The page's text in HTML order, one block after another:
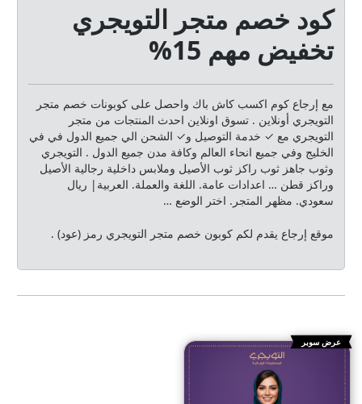
كود خصم متجر التويجري
تخفيض مهم 15%
مع إرجاع كوم اكسب كاش باك واحصل على كوبونات خصم متجر
التويجري أونلاين . تسوق اونلاين احدث المنتجات من متجر
التويجري مع ✓ خدمة التوصيل و✓ الشحن الي جميع الدول في في
الخليج وفي جميع انحاء العالم وكافة مدن جميع الدول . التويجري
وثوب جاهز ثوب راكز ثوب الأصيل وملابس داخلية رجالية الأصيل
وراكز قطن … اعدادات عامة. اللغة والعملة. العربية| ريال
سعودي. مظهر المتجر. اختر الوضع …
موقع إرجاع يقدم لكم كوبون خصم متجر التويجري رمز (عود) .
عرض سوبر